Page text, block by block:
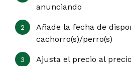
anunciando
Añade la fecha de
cachorro(s)/perro(s)
Ajusta el precio al